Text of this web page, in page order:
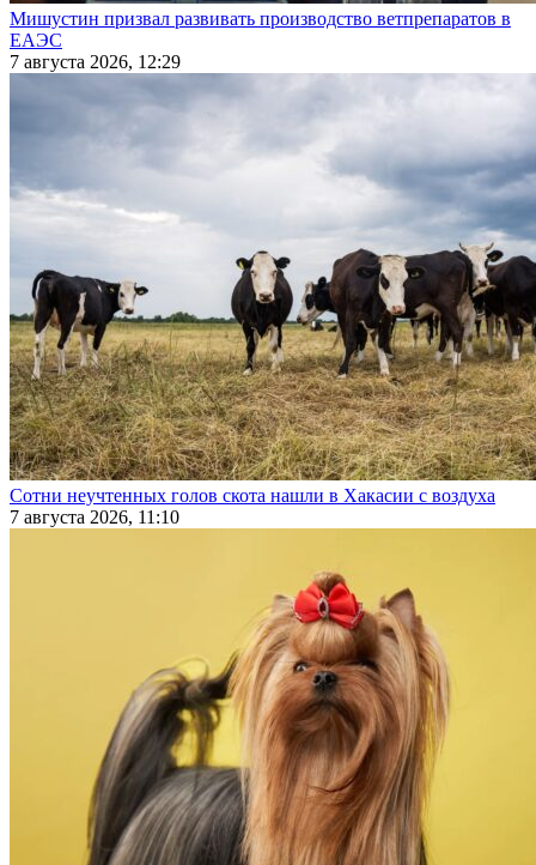
Мишустин призвал развивать производство ветпрепаратов в
ЕАЭС
7 августа 2026, 12:29
Сотни неучтенных голов скота нашли в Хакасии с воздуха
7 августа 2026, 11:10